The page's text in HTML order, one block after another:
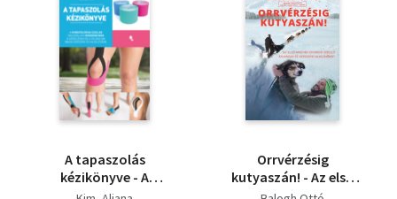
A tapaszolás
kézikönyve - A
kineziológiai szalag
Orrvérzésig
kutyaszán! - Az első
magyar Iditarod